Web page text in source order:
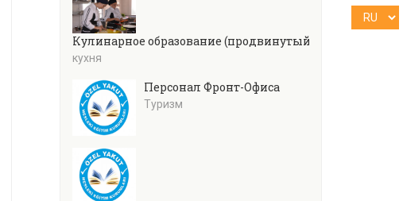
Кулинарное образование (продвинутый уровень)
кухня
Персонал Фронт-Офиса
Туризм